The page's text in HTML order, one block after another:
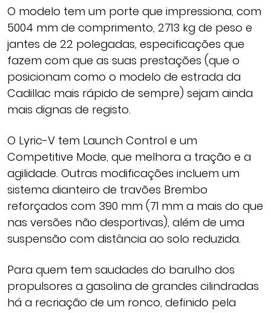
O modelo tem um porte que impressiona, com
5004 mm de comprimento, 2713 kg de peso e
jantes de 22 polegadas, especificações que
fazem com que as suas prestações (que o
posicionam como o modelo de estrada da
Cadillac mais rápido de sempre) sejam ainda
mais dignas de registo.
O Lyric-V tem Launch Control e um
Competitive Mode, que melhora a tração e a
agilidade. Outras modificações incluem um
sistema dianteiro de travões Brembo
reforçados com 390 mm (71 mm a mais do que
nas versões não desportivas), além de uma
suspensão com distância ao solo reduzida.
Para quem tem saudades do barulho dos
propulsores a gasolina de grandes cilindradas
há a recriação de um ronco, definido pela